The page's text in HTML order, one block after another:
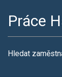
Práce
Hledat